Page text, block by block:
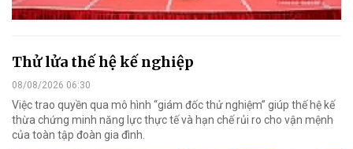
Thử lửa thế hệ kế nghiệp
08/08/2026 06:30
Việc trao quyền qua mô hình “giám đốc thử nghiệm” giúp thế hệ kế
thừa chứng minh năng lực thực tế và hạn chế rủi ro cho vận mệnh
của toàn tập đoàn gia đình.